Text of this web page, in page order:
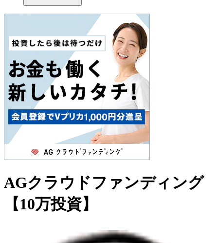
AGクラウドファンディング
【10万投資】